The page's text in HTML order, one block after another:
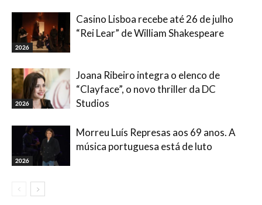
2026
Casino Lisboa recebe até 26 de julho
“Rei Lear” de William Shakespeare
2026
Joana Ribeiro integra o elenco de
“Clayface”, o novo thriller da DC
Studios
2026
Morreu Luís Represas aos 69 anos. A
música portuguesa está de luto